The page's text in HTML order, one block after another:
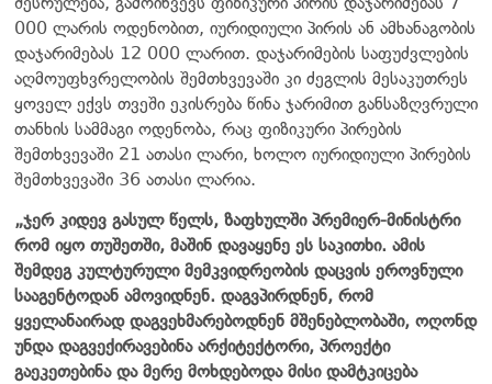
000 ლარის ოდენობით, იურიდიული პირის ან ამხანაგობის
დაჯარიმებას 12 000 ლარით. დაჯარიმების საფუძვლების
აღმოუფხვრელობის შემთხვევაში კი ძეგლის მესაკუთრეს
ყოველ ექვს თვეში ეკისრება წინა ჯარიმით განსაზღვრული
თანხის სამმაგი ოდენობა, რაც ფიზიკური პირების
შემთხვევაში 21 ათასი ლარი, ხოლო იურიდიული პირების
შემთხვევაში 36 ათასი ლარია.
„ჯერ კიდევ გასულ წელს, ზაფხულში პრემიერ-მინისტრი
რომ იყო თუშეთში, მაშინ დავაყენე ეს საკითხი. ამის
შემდეგ კულტურული მემკვიდრეობის დაცვის ეროვნული
სააგენტოდან ამოვიდნენ. დაგვპირდნენ, რომ
ყველანაირად დაგვეხმარებოდნენ მშენებლობაში, ოღონდ
უნდა დაგვექირავებინა არქიტექტორი, პროექტი
გაეკეთებინა და მერე მოხდებოდა მისი დამტკიცება